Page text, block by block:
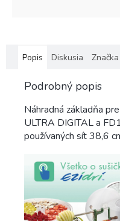
Popis Diskusia Značka
Podrobný popis
Náhradná základňa
ULTRA DIGITAL a
používaných sít 38,6